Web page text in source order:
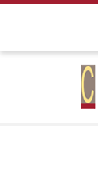
Vés
contingut